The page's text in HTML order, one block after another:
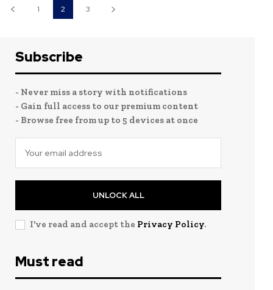
1 2 3
Subscribe
- Never miss a story with notifications
- Gain full access to our premium content
- Browse free from up to 5 devices at once
UNLOCK ALL
I've read and accept the Privacy Policy.
Must read